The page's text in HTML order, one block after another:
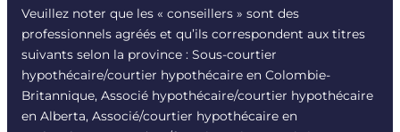
Veuillez noter que les « conseillers » sont des
professionnels agréés et qu’ils correspondent aux titres
suivants selon la province : Sous-courtier
hypothécaire/courtier hypothécaire en Colombie-
Britannique, Associé hypothécaire/courtier hypothécaire
en Alberta, Associé/courtier hypothécaire en